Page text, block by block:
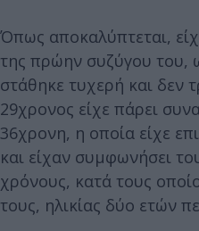
Όπως αποκαλύπτεται,
της πρώην συζύγου του,
στάθηκε τυχερή και δεν
29χρονος είχε πάρει
36χρονη, η οποία είχε
και είχαν συμφωνήσει
χρόνους, κατά τους
τους, ηλικίας δύο ετών